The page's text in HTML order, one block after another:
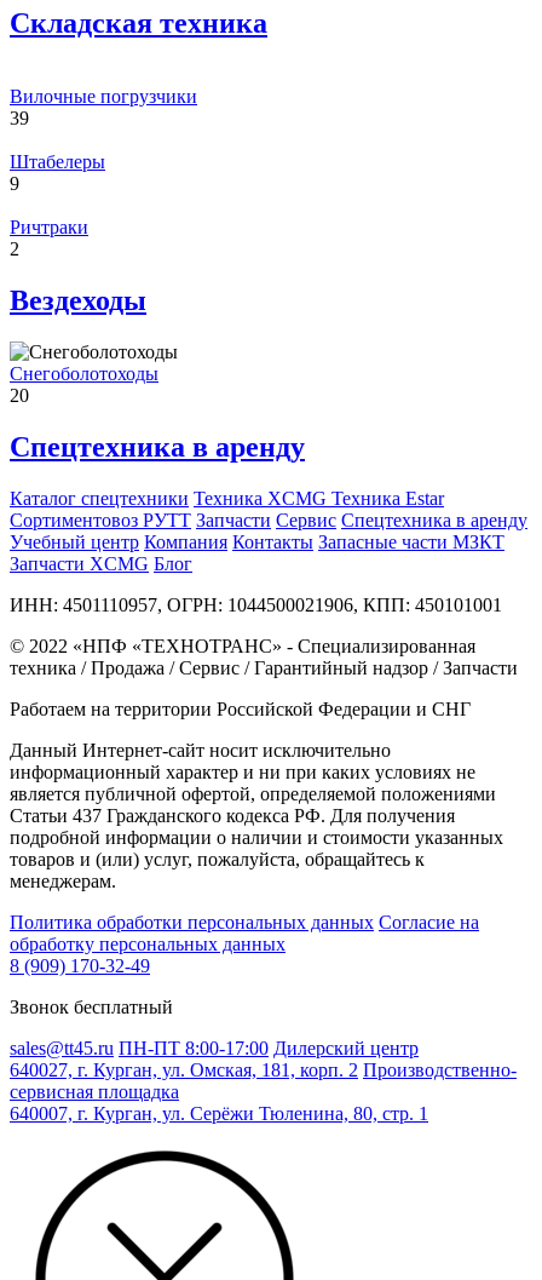
Складская техника
Вилочные погрузчики
39
Штабелеры
9
Ричтраки
2
Вездеходы
Снегоболотоходы
20
Спецтехника в аренду
Каталог спецтехники Техника XCMG Техника Estar
Сортиментовоз РУТТ Запчасти Сервис Спецтехника в аренду
Учебный центр Компания Контакты Запасные части МЗКТ
Запчасти XCMG Блог
ИНН: 4501110957, ОГРН: 1044500021906, КПП: 450101001
© 2022 «НПФ «ТЕХНОТРАНС» - Специализированная
техника / Продажа / Сервис / Гарантийный надзор / Запчасти
Работаем на территории Российской Федерации и СНГ
Данный Интернет-сайт носит исключительно
информационный характер и ни при каких условиях не
является публичной офертой, определяемой положениями
Статьи 437 Гражданского кодекса РФ. Для получения
подробной информации о наличии и стоимости указанных
товаров и (или) услуг, пожалуйста, обращайтесь к
менеджерам.
Политика обработки персональных данных Согласие на
обработку персональных данных
8 (909) 170-32-49
Звонок бесплатный
sales@tt45.ru ПН-ПТ 8:00-17:00 Дилерский центр
640027, г. Курган, ул. Омская, 181, корп. 2 Производственно-
сервисная площадка
640007, г. Курган, ул. Серёжи Тюленина, 80, стр. 1